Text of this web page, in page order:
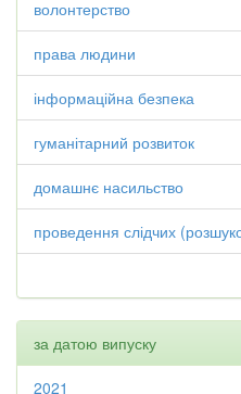
волонтерство
права людини
інформаційна безпека
гуманітарний розвиток
домашнє насильство
проведення слідчих
за датою випуску
2021